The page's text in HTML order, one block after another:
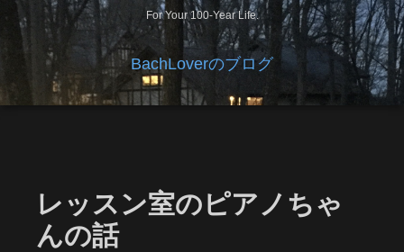
For Your 100-Year Life.
BachLoverのブログ
レッスン室のピアノちゃ
んの話